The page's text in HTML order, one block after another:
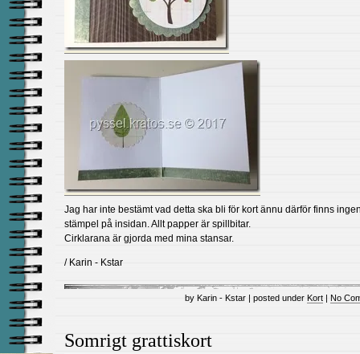
Jag har inte bestämt vad detta ska bli för kort ännu därför finns
stämpel på insidan. Allt papper är spillbitar.
Cirklarana är gjorda med mina stansar.
/ Karin - Kstar
by Karin - Kstar | posted under Kort | No
Somrigt grattiskort